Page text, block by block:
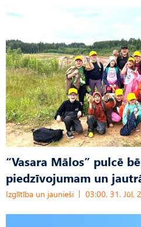
“Vasara Mālos” pulcē
piedzīvojumam un
Izglītība un jaunieši 03:00, 31. Jūl,